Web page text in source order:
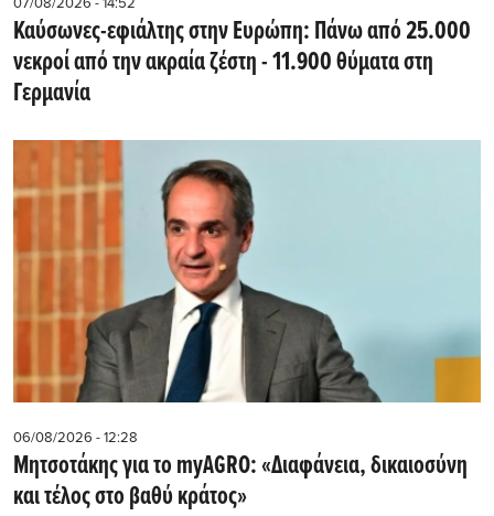
07/08/2026 - 14:52
Καύσωνες-εφιάλτης στην Ευρώπη: Πάνω από 25.000
νεκροί από την ακραία ζέστη - 11.900 θύματα στη
Γερμανία
06/08/2026 - 12:28
Μητσοτάκης για το myAGRO: «Διαφάνεια, δικαιοσύνη
και τέλος στο βαθύ κράτος»